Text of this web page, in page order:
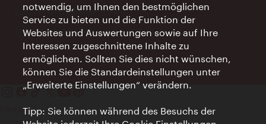
Ort:
concierge.wien.info
Öffnungszeiten:
Informationen rund um die Uhr
Kontakt
Impressum
notwendig, um Ihnen den bestmöglichen
Service zu bieten und die Funktion der
Websites und Auswertungen sowie auf Ihre
Interessen zugeschnittene Inhalte zu
ermöglichen. Sollten Sie dies nicht wünschen,
können Sie die Standardeinstellungen unter
„Erweiterte Einstellungen“ verändern.
Tipp: Sie können während des Besuchs der